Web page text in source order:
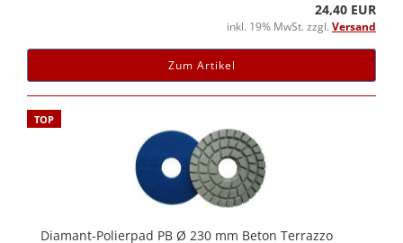
24,40 EUR
inkl. 19% MwSt. zzgl. Versand
Zum Artikel
TOP
Diamant-Polierpad PB Ø 230 mm Beton Terrazzo